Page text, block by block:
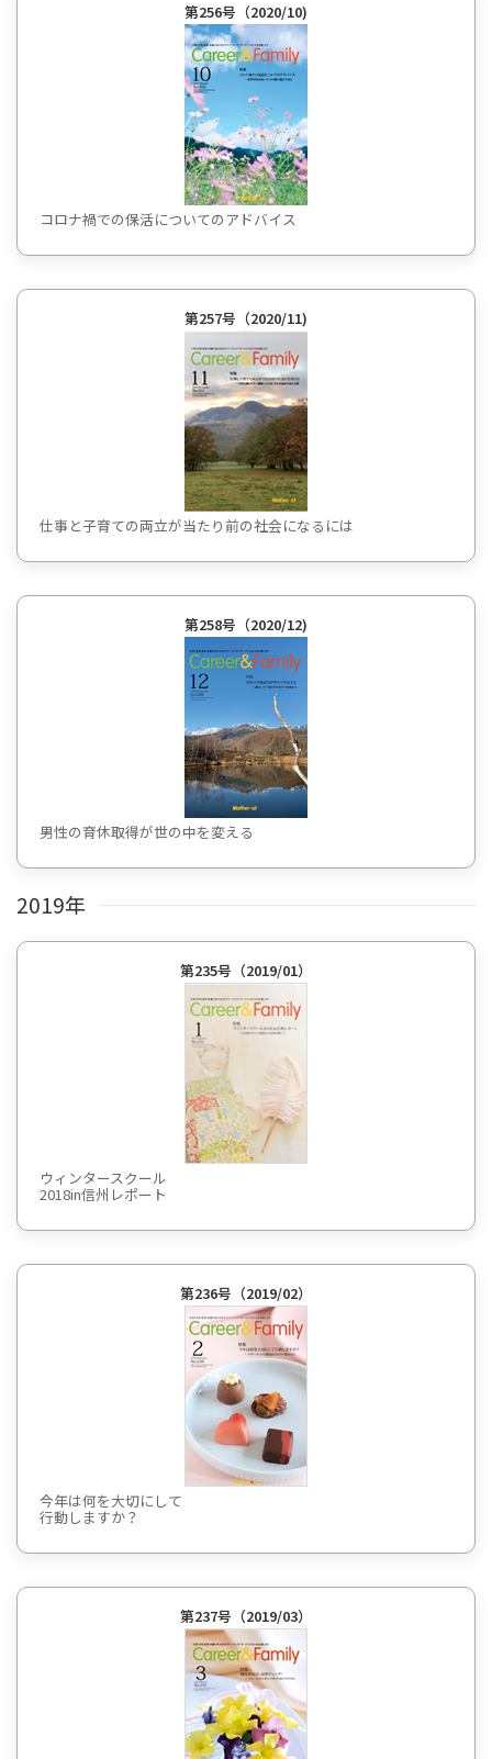
第256号（2020/10)
コロナ禍での保活についてのアドバイス
第257号（2020/11)
仕事と子育ての両立が当たり前の社会になるには
第258号（2020/12)
男性の育休取得が世の中を変える
2019年
第235号（2019/01）
ウィンタースクール
2018in信州レポート
第236号（2019/02）
今年は何を大切にして
行動しますか？
第237号（2019/03）